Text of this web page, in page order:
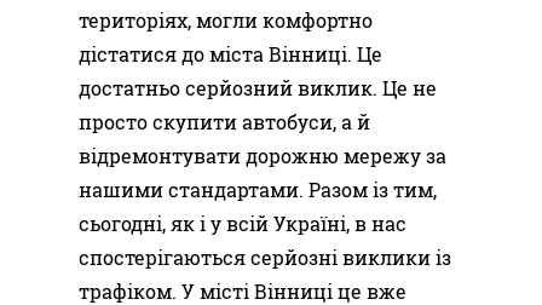
територіях, могли комфортно
дістатися до міста Вінниці. Це
достатньо серйозний виклик. Це не
просто скупити автобуси, а й
відремонтувати дорожню мережу за
нашими стандартами. Разом із тим,
сьогодні, як і у всій Україні, в нас
спостерігаються серйозні виклики із
трафіком. У місті Вінниці це вже